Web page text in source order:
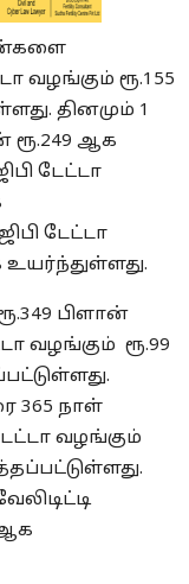
வழங்கும் ரூ.155
தினமும் 1
ரூ.249 ஆக
டேட்டா
டேட்டா
உயர்ந்துள்ளது.
பிளான்
வழங்கும் ரூ.99
நாள்
வழங்கும்
ஆக